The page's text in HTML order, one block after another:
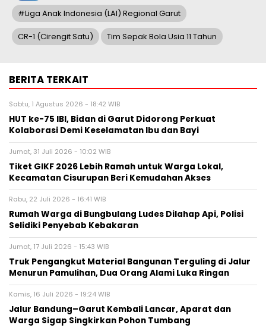
#Liga Anak Indonesia (LAI) Regional Garut
CR-1 (Cirengit Satu) Tim Sepak Bola Usia 11 Tahun
BERITA TERKAIT
Sabtu, 1 Agustus 2026 - 18:42 WIB
HUT ke-75 IBI, Bidan di Garut Didorong Perkuat
Kolaborasi Demi Keselamatan Ibu dan Bayi
Jumat, 31 Juli 2026 - 10:02 WIB
Tiket GIKF 2026 Lebih Ramah untuk Warga Lokal,
Kecamatan Cisurupan Beri Kemudahan Akses
Rabu, 22 Juli 2026 - 16:41 WIB
Rumah Warga di Bungbulang Ludes Dilahap Api, Polisi
Selidiki Penyebab Kebakaran
Jumat, 17 Juli 2026 - 15:43 WIB
Truk Pengangkut Material Bangunan Terguling di Jalur
Menurun Pamulihan, Dua Orang Alami Luka Ringan
Kamis, 16 Juli 2026 - 19:24 WIB
Jalur Bandung–Garut Kembali Lancar, Aparat dan
Warga Sigap Singkirkan Pohon Tumbang